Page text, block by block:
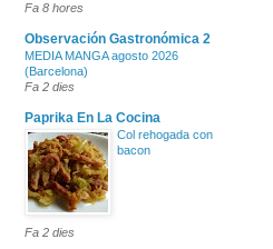
Fa 8 hores
Observación Gastronómica 2
MEDIA MANGA agosto 2026
(Barcelona)
Fa 2 dies
Paprika En La Cocina
Col rehogada con
bacon
Fa 2 dies